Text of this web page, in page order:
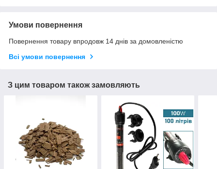
Умови повернення
Повернення товару впродовж 14 днів за домовленістю
Всі умови повернення
З цим товаром також замовляють